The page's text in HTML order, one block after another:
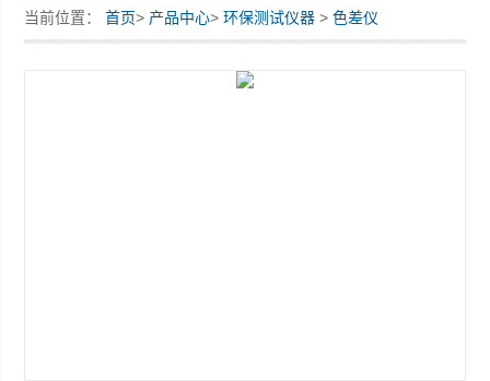
当前位置：首页> 产品中心>环保测试仪器 >色差仪